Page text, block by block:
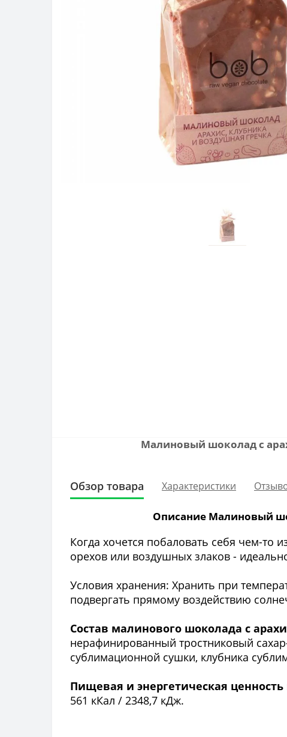
Малиновый шоколад с
Обзор товара Характеристики
Описание Малиновый
Когда хочется побаловать себя чем-то
орехов или воздушных злаков -
Условия хранения: Хранить при
подвергать прямому воздействию
Состав малинового шоколада с
нерафинированный тростниковый
сублимационной сушки, клубника
Пищевая и энергетическая ценность
561 кКал / 2348,7 кДж.